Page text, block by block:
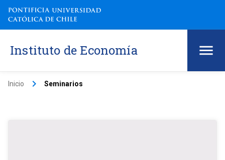
Instituto de Economía
Inicio keyboard_arrow_right Seminarios